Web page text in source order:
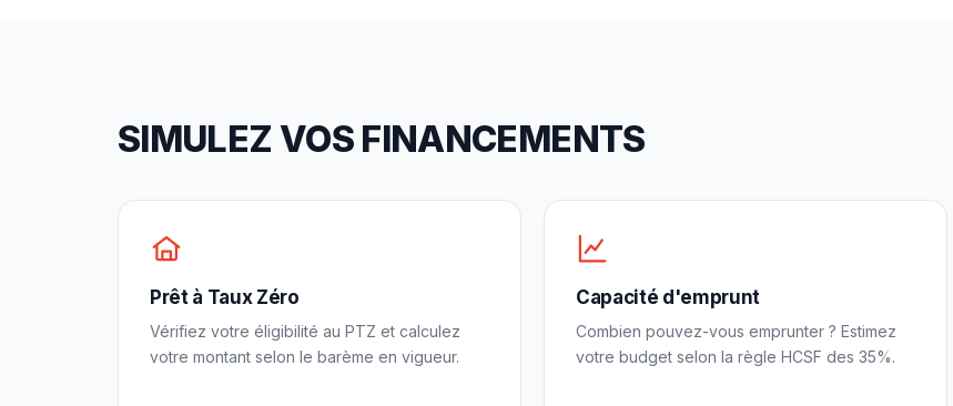
SIMULEZ VOS FINANCEMENTS
Prêt à Taux Zéro
Vérifiez votre éligibilité au PTZ et calculez
votre montant selon le barème en vigueur.
Capacité d'emprunt
Combien pouvez-vous emprunter ? Estimez
votre budget selon la règle HCSF des 35%.